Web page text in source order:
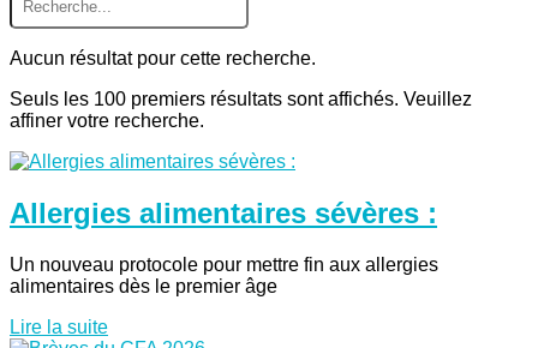
Aucun résultat pour cette recherche.
Seuls les 100 premiers résultats sont affichés. Veuillez
affiner votre recherche.
Allergies alimentaires sévères :
Un nouveau protocole pour mettre fin aux allergies
alimentaires dès le premier âge
Lire la suite